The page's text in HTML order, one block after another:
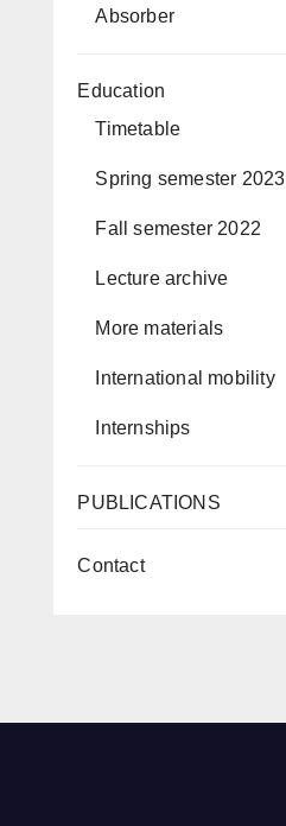
Absorber
Education
Timetable
Spring semester 2023
Fall semester 2022
Lecture archive
More materials
International mobility
Internships
PUBLICATIONS
Contact